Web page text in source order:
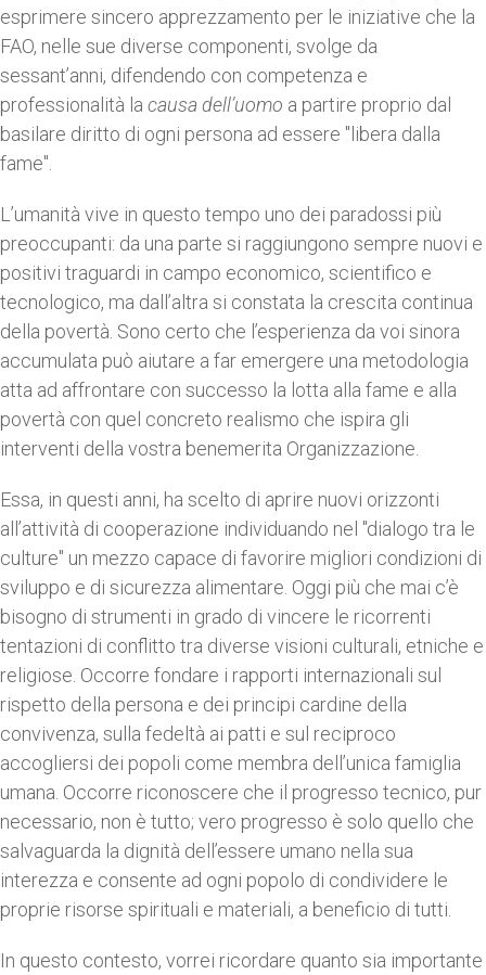
esprimere sincero apprezzamento per le iniziative che la
FAO, nelle sue diverse componenti, svolge da
sessant’anni, difendendo con competenza e
professionalità la causa dell’uomo a partire proprio dal
basilare diritto di ogni persona ad essere "libera dalla
fame".
L’umanità vive in questo tempo uno dei paradossi più
preoccupanti: da una parte si raggiungono sempre nuovi e
positivi traguardi in campo economico, scientifico e
tecnologico, ma dall’altra si constata la crescita continua
della povertà. Sono certo che l’esperienza da voi sinora
accumulata può aiutare a far emergere una metodologia
atta ad affrontare con successo la lotta alla fame e alla
povertà con quel concreto realismo che ispira gli
interventi della vostra benemerita Organizzazione.
Essa, in questi anni, ha scelto di aprire nuovi orizzonti
all’attività di cooperazione individuando nel "dialogo tra le
culture" un mezzo capace di favorire migliori condizioni di
sviluppo e di sicurezza alimentare. Oggi più che mai c’è
bisogno di strumenti in grado di vincere le ricorrenti
tentazioni di conflitto tra diverse visioni culturali, etniche e
religiose. Occorre fondare i rapporti internazionali sul
rispetto della persona e dei principi cardine della
convivenza, sulla fedeltà ai patti e sul reciproco
accogliersi dei popoli come membra dell’unica famiglia
umana. Occorre riconoscere che il progresso tecnico, pur
necessario, non è tutto; vero progresso è solo quello che
salvaguarda la dignità dell’essere umano nella sua
interezza e consente ad ogni popolo di condividere le
proprie risorse spirituali e materiali, a beneficio di tutti.
In questo contesto, vorrei ricordare quanto sia importante